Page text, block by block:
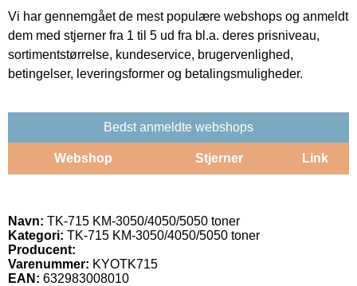
Vi har gennemgået de mest populære webshops og anmeldt
dem med stjerner fra 1 til 5 ud fra bl.a. deres prisniveau,
sortimentstørrelse, kundeservice, brugervenlighed,
betingelser, leveringsformer og betalingsmuligheder.
Bedst anmeldte webshops
Webshop Stjerner Link
Navn: TK-715 KM-3050/4050/5050 toner
Kategori: TK-715 KM-3050/4050/5050 toner
Producent:
Varenummer: KYOTK715
EAN: 632983008010